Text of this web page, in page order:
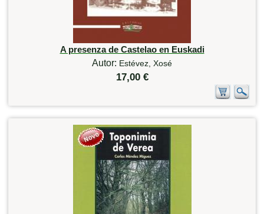
A presenza de Castelao en Euskadi
Autor: Estévez, Xosé
17,00 €